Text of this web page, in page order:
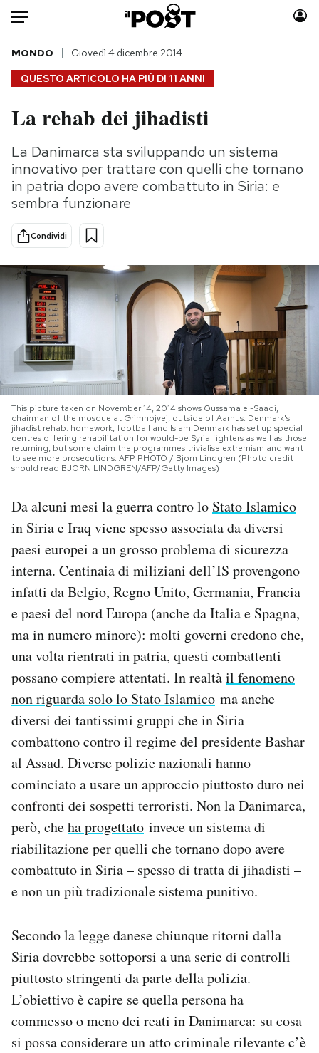
Auto
HOME
Italia
Politica
Tecnologia
Internet
Scienza
Cultura
Economia
Sport
Moda
Consumismi
Storie/Idee
Altrecose
Mondiali calcio 2026
PODCAST
NEWSLETTER
I MIEI PREFERITI
CALENDARIO
Area Personale
Newsletter
Notifiche mobile
Hai bisogno di aiuto?
Esci
QUESTO ARTICOLO HA PIÙ DI 11 ANNI
MONDO Giovedì 4 dicembre 2014
La rehab dei jihadisti
La Danimarca sta sviluppando un sistema
innovativo per trattare con quelli che tornano
in patria dopo avere combattuto in Siria: e
sembra funzionare
Condividi
This picture taken on November 14, 2014 shows Oussama el-Saadi,
chairman of the mosque at Grimhojvej, outside of Aarhus. Denmark's
jihadist rehab: homework, football and Islam Denmark has set up special
centres offering rehabilitation for would-be Syria fighters as well as those
returning, but some claim the programmes trivialise extremism and want
to see more prosecutions. AFP PHOTO / Bjorn Lindgren (Photo credit
should read BJORN LINDGREN/AFP/Getty Images)
Da alcuni mesi la guerra contro lo Stato Islamico
in Siria e Iraq viene spesso associata da diversi
paesi europei a un grosso problema di sicurezza
interna. Centinaia di miliziani dell’IS provengono
infatti da Belgio, Regno Unito, Germania, Francia
e paesi del nord Europa (anche da Italia e Spagna,
ma in numero minore): molti governi credono che,
una volta rientrati in patria, questi combattenti
possano compiere attentati. In realtàil fenomeno
non riguarda solo lo Stato Islamico ma anche
diversi dei tantissimi gruppi che in Siria
combattono contro il regime del presidente Bashar
al Assad. Diverse polizie nazionali hanno
cominciato a usare un approccio piuttosto duro nei
confronti dei sospetti terroristi. Non la Danimarca,
però, cheha progettato invece un sistema di
riabilitazione per quelli che tornano dopo avere
combattuto in Siria – spesso di tratta di jihadisti –
e non un più tradizionale sistema punitivo.
Secondo la legge danese chiunque ritorni dalla
Siria dovrebbe sottoporsi a una serie di controlli
piuttosto stringenti da parte della polizia.
L’obiettivo è capire se quella persona ha
commesso o meno dei reati in Danimarca: su cosa
si possa considerare un atto criminale rilevante c’è